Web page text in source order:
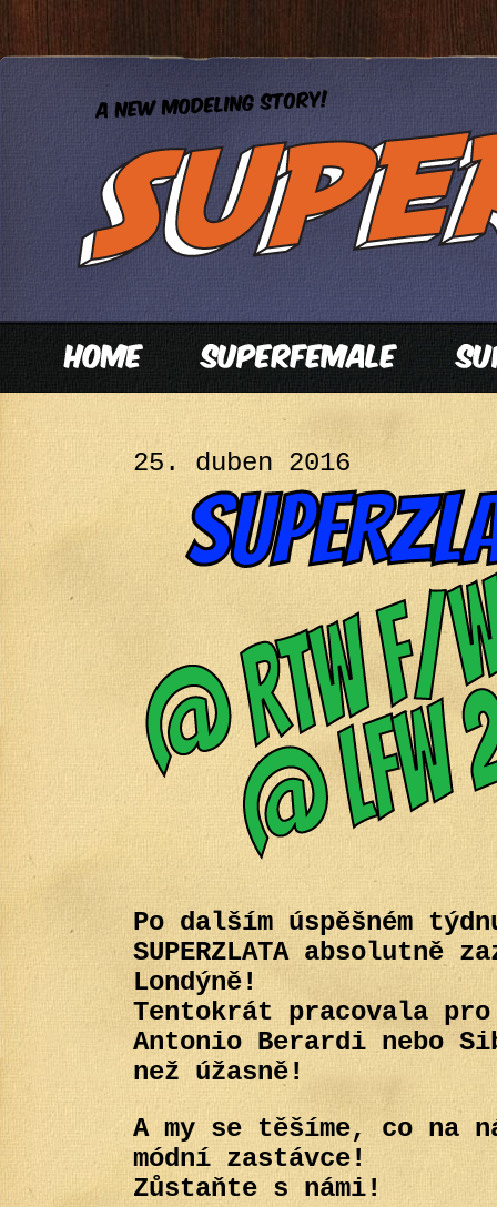
25. duben 2016
Po dalším úspěšném
SUPERZLATA absolutně
Londýně!
Tentokrát pracovala
Antonio Berardi nebo
než úžasně!
A my se těšíme, co na
módní zastávce!
Zůstaňte s námi!